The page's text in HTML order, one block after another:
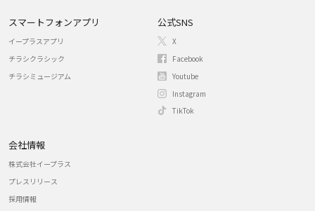
スマートフォンアプリ
イープラスアプリ
チラシクラシック
チラシミュージアム
公式SNS
X
Facebook
Youtube
Instagram
TikTok
会社情報
株式会社イープラス
プレスリリース
採用情報